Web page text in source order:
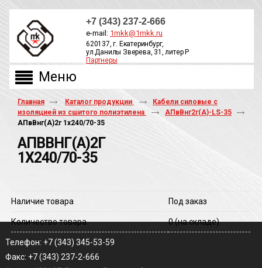
+7 (343) 237-2-666
e-mail: 1mkk@1mkk.ru
620137, г. Екатеринбург,
ул.Данилы Зверева, 31, литер Р
Партнеры
Главная Каталог продукции
Кабели силовые с
изоляцией из сшитого полиэтилена
АПвВнг2г(А)-LS-35
АПвВнг(A)2г 1х240/70-35
АПВВНГ(A)2Г
1Х240/70-35
Наличие товара Под заказ
Количество товара 0(на складе)
Телефон: +7 (343) 345-53-59
Факс: +7 (343) 237-2-666